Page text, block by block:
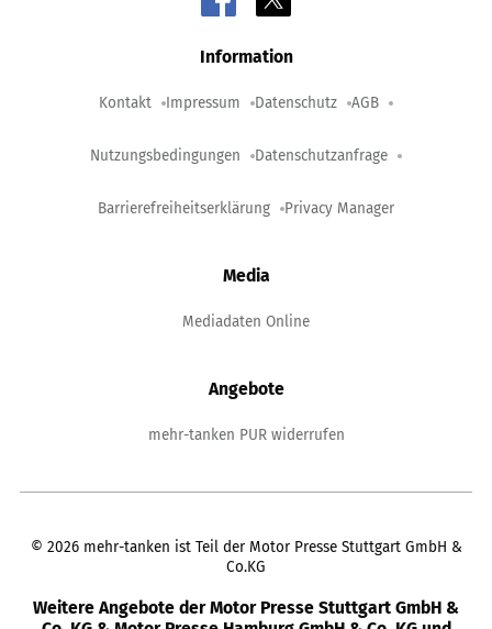
Information
Kontakt Impressum Datenschutz AGB
Nutzungsbedingungen Datenschutzanfrage
Barrierefreiheitserklärung Privacy Manager
Media
Mediadaten Online
Angebote
mehr-tanken PUR widerrufen
© 2026 mehr-tanken ist Teil der Motor Presse Stuttgart GmbH &
Co.KG
Weitere Angebote der Motor Presse Stuttgart GmbH &